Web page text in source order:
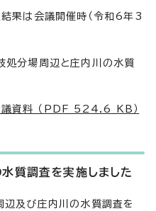
結果は会議開催時（令和6年3
処分場周辺と庄内川の水質
議資料 （PDF 524.6 KB）
質調査を実施しました
及び庄内川の水質調査を